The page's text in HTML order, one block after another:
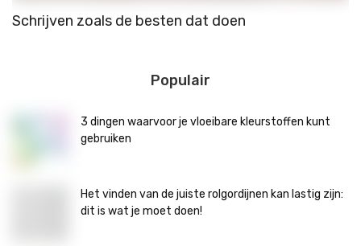
Schrijven zoals de besten dat doen
Populair
3 dingen waarvoor je vloeibare kleurstoffen kunt
gebruiken
Het vinden van de juiste rolgordijnen kan lastig zijn:
dit is wat je moet doen!